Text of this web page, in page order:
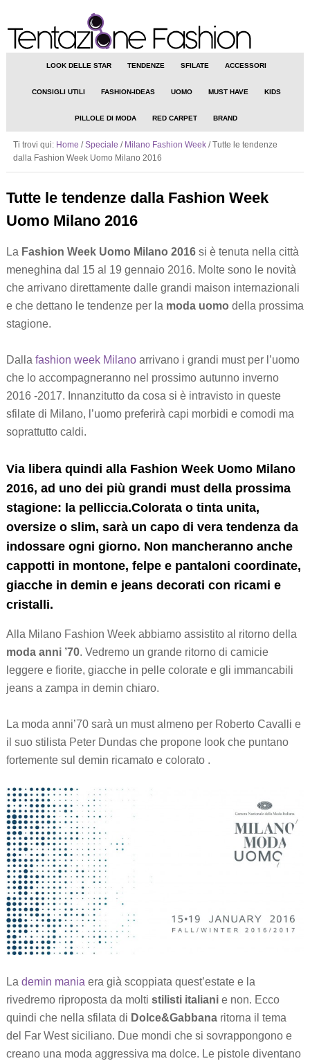
LOOK DELLE STAR TENDENZE SFILATE ACCESSORI
CONSIGLI UTILI FASHION-IDEAS UOMO MUST HAVE KIDS
PILLOLE DI MODA RED CARPET BRAND
Ti trovi qui: Home / Speciale / Milano Fashion Week /Tutte le tendenze
dalla Fashion Week Uomo Milano 2016
Tutte le tendenze dalla Fashion Week
Uomo Milano 2016
La Fashion Week Uomo Milano 2016si è tenuta nella città
meneghina dal 15 al 19 gennaio 2016. Molte sono le novità
che arrivano direttamente dalle grandi maison internazionali
e che dettano le tendenze per la moda uomo della prossima
stagione.
Dalla fashion week Milanoarrivano i grandi must per l’uomo
che lo accompagneranno nel prossimo autunno inverno
2016 -2017. Innanzitutto da cosa si è intravisto in queste
sfilate di Milano, l’uomo preferirà capi morbidi e comodi ma
soprattutto caldi.
Via libera quindi alla Fashion Week Uomo Milano
2016, ad uno dei più grandi must della prossima
stagione: la pelliccia.Colorata o tinta unita,
oversize o slim, sarà un capo di vera tendenza da
indossare ogni giorno. Non mancheranno anche
cappotti in montone, felpe e pantaloni coordinate,
giacche in demin e jeans decorati con ricami e
cristalli.
Alla Milano Fashion Week abbiamo assistito al ritorno della
moda anni ’70. Vedremo un grande ritorno di camicie
leggere e fiorite, giacche in pelle colorate e gli immancabili
jeans a zampa in demin chiaro.
La moda anni’70 sarà un must almeno per Roberto Cavalli e
il suo stilista Peter Dundas che propone look che puntano
fortemente sul demin ricamato e colorato .
La demin mania era già scoppiata quest’estate e la
rivedremo riproposta da molti stilisti italianie non. Ecco
quindi che nella sfilata di Dolce&Gabbana ritorna il tema
del Far West siciliano. Due mondi che si sovrappongono e
creano una moda aggressiva ma dolce. Le pistole diventano